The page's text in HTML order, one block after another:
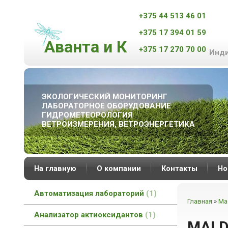
Аванта и К
+375 44 513 46 01
+375 17 394 01 59
+375 17 270 70 00
ЭКОЛОГИЧЕСКИЙ МОНИТОРИНГ
ЛАБОРАТОРНОЕ ОБОРУДОВАНИЕ
ГИДРОМЕТЕОРОЛОГИЯ
ВЕТРОИЗМЕРЕНИЯ, ВЕТРОЭНЕРГЕТИКА
На главную О компании Контакты
Автоматизация лабораторий 1
Анализатор актиоксидантов 1
Главная »